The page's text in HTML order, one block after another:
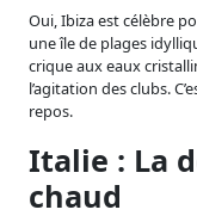
Oui, Ibiza est célèbre
une île de plages
crique aux eaux
l’agitation des clubs.
repos.
Italie : La
chaud